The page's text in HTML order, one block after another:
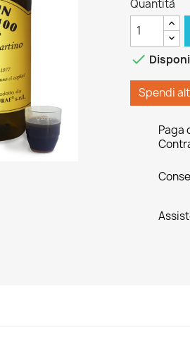
Quantità

Spendi
Paga